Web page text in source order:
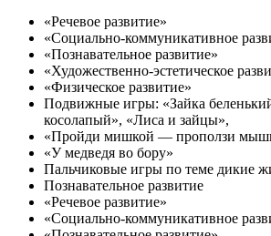
«Речевое развитие»
«Социально-коммуникативное
«Познавательное развитие»
«Художественно-эстетическое
«Физическое развитие»
Подвижные игры: «Зайка
косолапый», «Лиса и зайцы»,
«Пройди мишкой — проползи
«У медведя во бору»
Пальчиковые игры по теме дикие
Познавательное развитие
«Речевое развитие»
«Социально-коммуникативное